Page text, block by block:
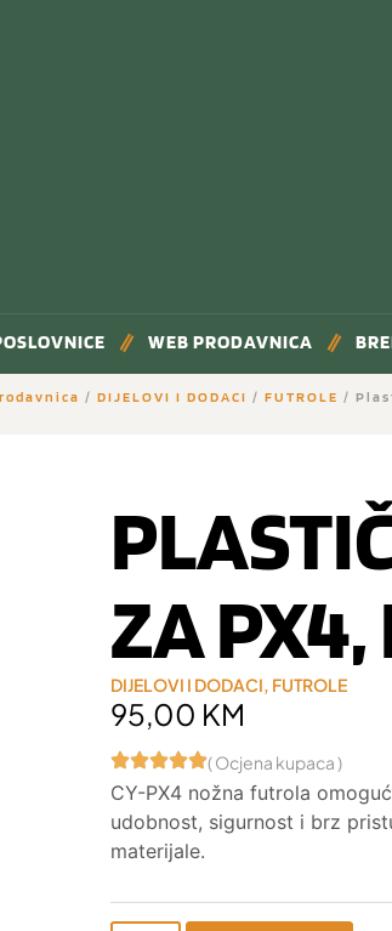
WEB PRODAVNICA
/ DIJELOVI I DODACI / FUTROLE /
ZA
DIJELOVI I DODACI, FUTROLE
95,00 KM
( Ocjena kupaca )
CY-PX4 nožna futrola
udobnost, sigurnost i brz
materijale.